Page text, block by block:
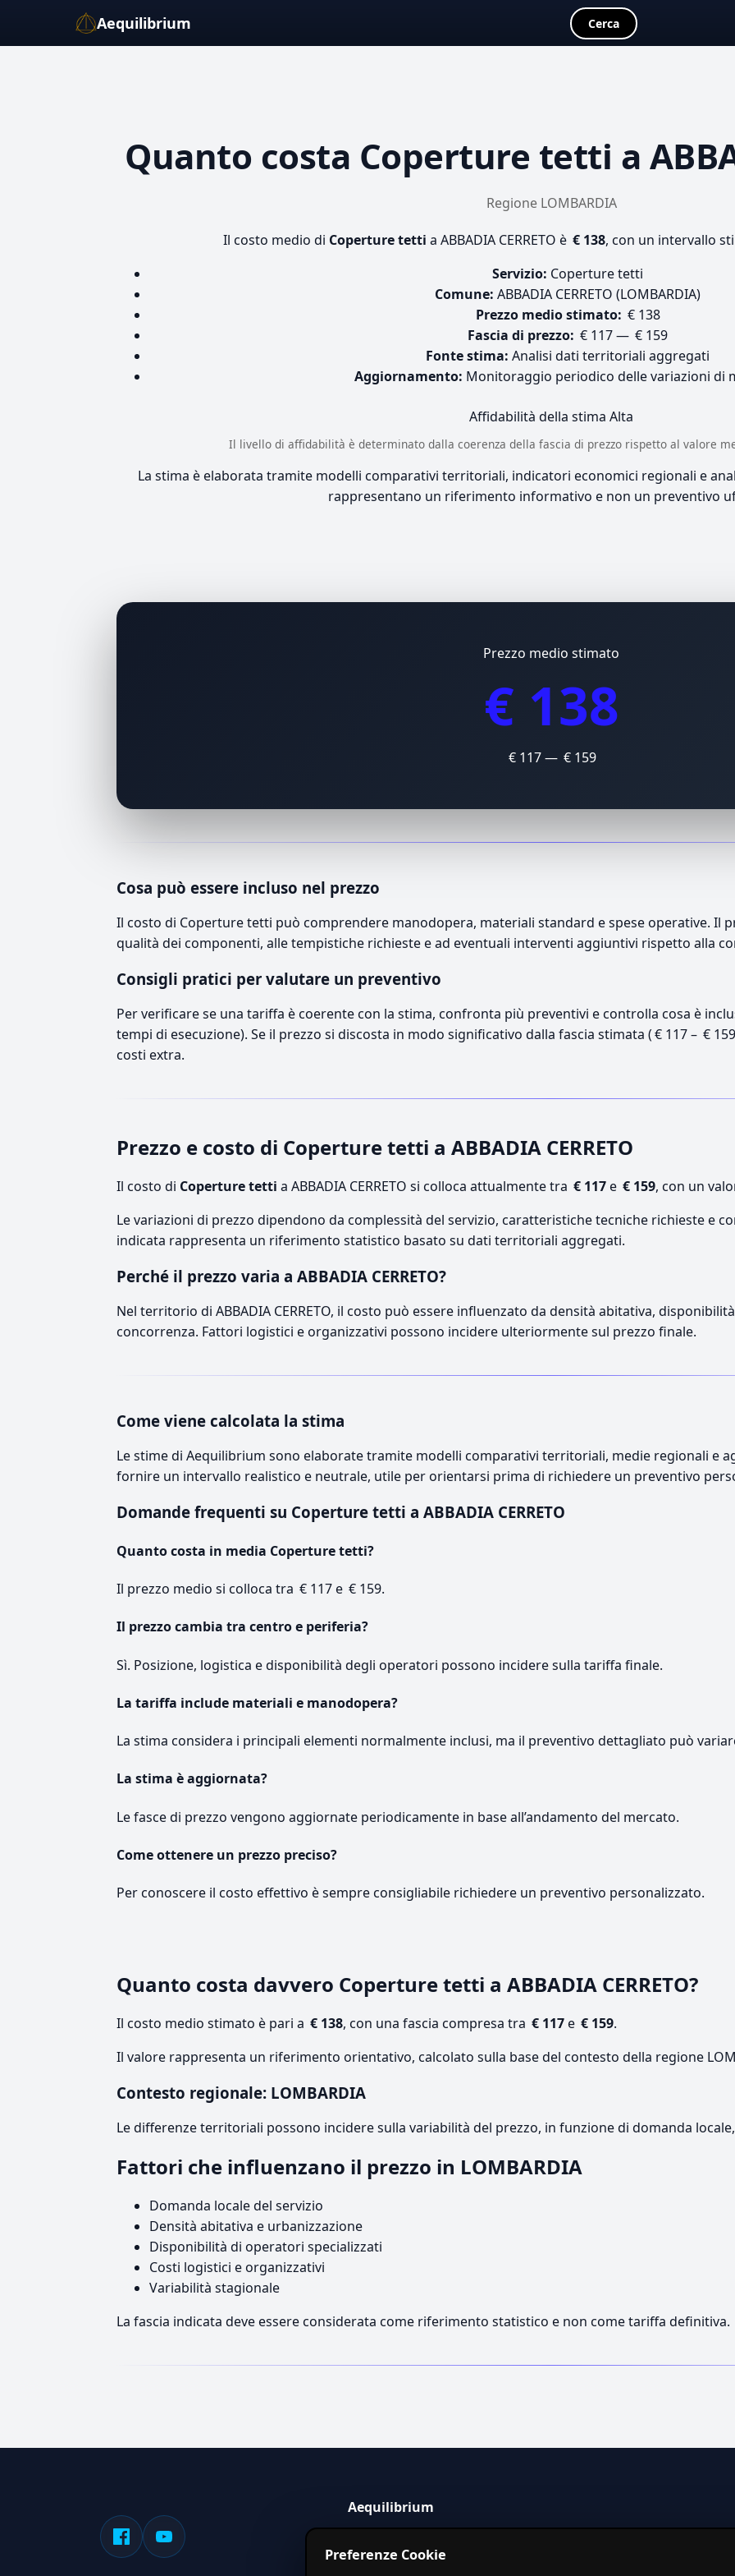
Aequilibrium Cerca
Quanto costa Coperture tetti a
Regione LOMBARDIA
Il costo medio di Coperture tetti a ABBADIA CERRETO è € 138, con un intervallo
Servizio: Coperture tetti
Comune: ABBADIA CERRETO (LOMBARDIA)
Prezzo medio stimato: € 138
Fascia di prezzo: € 117 — € 159
Fonte stima: Analisi dati territoriali aggregati
Aggiornamento: Monitoraggio periodico delle variazioni di
Affidabilità della stima Alta
Il livello di affidabilità è determinato dalla coerenza della fascia di prezzo rispetto al valore
La stima è elaborata tramite modelli comparativi territoriali, indicatori economici regionali e
rappresentano un riferimento informativo e non un preventivo
Prezzo medio stimato
€ 138
€ 117 — € 159
Cosa può essere incluso nel prezzo
Il costo di Coperture tetti può comprendere manodopera, materiali standard e spese operative. Il
qualità dei componenti, alle tempistiche richieste e ad eventuali interventi aggiuntivi rispetto alla
Consigli pratici per valutare un preventivo
Per verificare se una tariffa è coerente con la stima, confronta più preventivi e controlla cosa è
tempi di esecuzione). Se il prezzo si discosta in modo significativo dalla fascia stimata ( € 117 – €
costi extra.
Prezzo e costo di Coperture tetti a ABBADIA CERRETO
Il costo di Coperture tetti a ABBADIA CERRETO si colloca attualmente tra € 117e € 159, con un
Le variazioni di prezzo dipendono da complessità del servizio, caratteristiche tecniche richieste e
indicata rappresenta un riferimento statistico basato su dati territoriali aggregati.
Perché il prezzo varia a ABBADIA CERRETO?
Nel territorio di ABBADIA CERRETO, il costo può essere influenzato da densità abitativa,
concorrenza. Fattori logistici e organizzativi possono incidere ulteriormente sul prezzo finale.
Come viene calcolata la stima
Le stime di Aequilibrium sono elaborate tramite modelli comparativi territoriali, medie regionali e
fornire un intervallo realistico e neutrale, utile per orientarsi prima di richiedere un preventivo
Domande frequenti su Coperture tetti a ABBADIA CERRETO
Quanto costa in media Coperture tetti?
Il prezzo medio si colloca tra € 117 e € 159.
Il prezzo cambia tra centro e periferia?
Sì. Posizione, logistica e disponibilità degli operatori possono incidere sulla tariffa finale.
La tariffa include materiali e manodopera?
La stima considera i principali elementi normalmente inclusi, ma il preventivo dettagliato può
La stima è aggiornata?
Le fasce di prezzo vengono aggiornate periodicamente in base all’andamento del mercato.
Come ottenere un prezzo preciso?
Per conoscere il costo effettivo è sempre consigliabile richiedere un preventivo personalizzato.
Quanto costa davvero Coperture tetti a ABBADIA CERRETO?
Il costo medio stimato è pari a € 138, con una fascia compresa tra € 117e € 159.
Il valore rappresenta un riferimento orientativo, calcolato sulla base del contesto della regione
Contesto regionale: LOMBARDIA
Le differenze territoriali possono incidere sulla variabilità del prezzo, in funzione di domanda
Fattori che influenzano il prezzo in LOMBARDIA
Domanda locale del servizio
Densità abitativa e urbanizzazione
Disponibilità di operatori specializzati
Costi logistici e organizzativi
Variabilità stagionale
La fascia indicata deve essere considerata come riferimento statistico e non come tariffa definitiva.
Aequilibrium
servizi in Italia.
Preferenze Cookie